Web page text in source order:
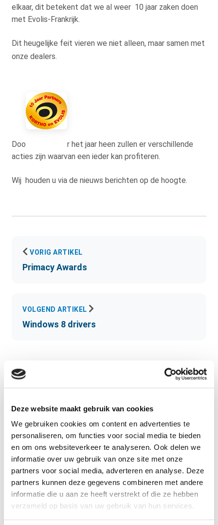
Deze website maakt gebruik van cookies
We gebruiken cookies om content en advertenties te
personaliseren, om functies voor social media te bieden
en om ons websiteverkeer te analyseren. Ook delen we
informatie over uw gebruik van onze site met onze
partners voor social media, adverteren en analyse. Deze
partners kunnen deze gegevens combineren met andere
informatie die u aan ze heeft verstrekt of die ze hebben
verzameld op basis van uw gebruik van hun services.
elkaar, dit betekent dat we al weer 10 jaar zaken doen
met Evolis-Frankrijk.
Dit heugelijke feit vieren we niet alleen, maar samen met
onze dealers.
Doo
r het jaar heen zullen er verschillende
acties zijn waarvan een ieder kan profiteren.
Wij houden u via de nieuws berichten op de hoogte.
VORIG ARTIKEL
Primacy Awards
VOLGEND ARTIKEL
Windows 8 drivers
Gerelateerde artikelen
07 september 2017
Evolis-Nederland sponsor jeugd
K.v.v. Quick Boys